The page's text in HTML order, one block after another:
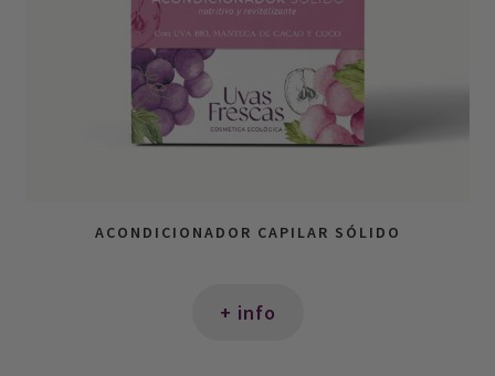
ACONDICIONADOR CAPILAR SÓLIDO
+ info